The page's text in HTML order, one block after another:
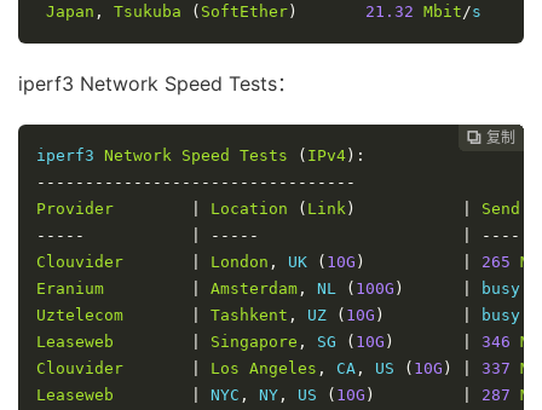
Japan , Tsukuba ( SoftEther ) 21.32 Mbit /s
iperf3 Network Speed Tests：
 复制
 复制
 复制
 复制
 复制
 复制
 复制
 复制
 复制
iperf3 Network Speed Tests ( IPv4 ):
---------------------------------
Provider
Location ( Link ) Send
-----
-----
----
Clouvider
London , UK ( 10G ) 265
Eranium
Amsterdam , NL ( 100G )
Uztelecom
Tashkent , UZ ( 10G )
Leaseweb
Singapore , SG ( 10G ) 346
Clouvider
Los Angeles , CA , US ( 10G ) 337
Leaseweb
NYC , NY , US ( 10G ) 287